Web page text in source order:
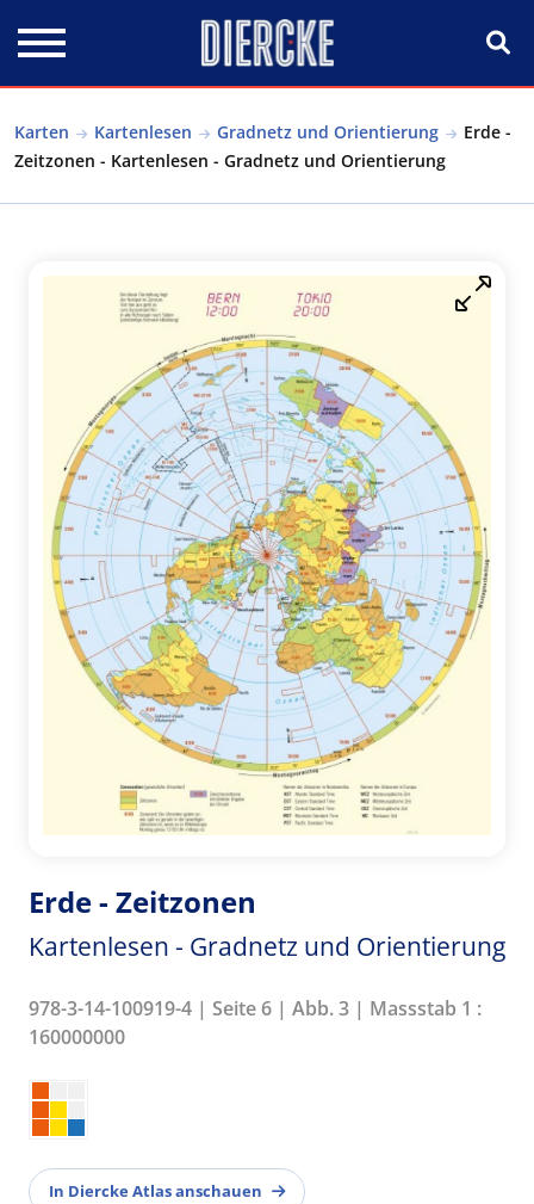
Karten Kartenlesen Gradnetz und Orientierung
Erde -
Zeitzonen - Kartenlesen - Gradnetz und Orientierung
Erde - Zeitzonen
Kartenlesen - Gradnetz und Orientierung
978-3-14-100919-4 | Seite 6 | Abb. 3 | Massstab 1 :
160000000
In Diercke Atlas anschauen